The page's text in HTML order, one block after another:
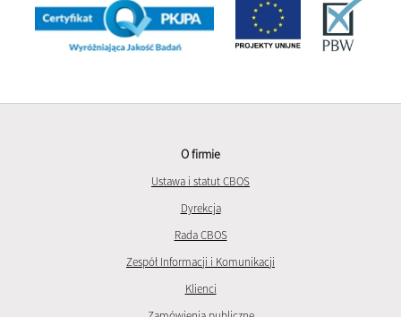
O firmie
Ustawa i statut CBOS
Dyrekcja
Rada CBOS
Zespół Informacji i Komunikacji
Klienci